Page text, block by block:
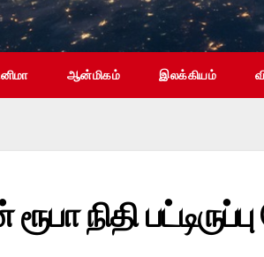
ஆன்மிகம் இலக்கியம்
நிதி